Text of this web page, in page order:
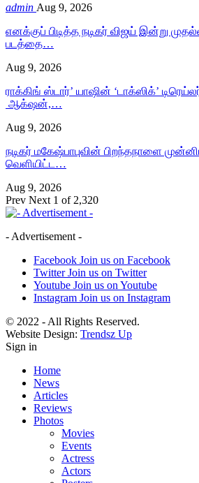
admin Aug 9, 2026
எனக்குப் பிடித்த நடிகர் விஜய் இன்று
படத்தை…
Aug 9, 2026
ராக்கிங் ஸ்டார்’ யாஷின் ‘டாக்ஸிக்’
ஆக்‌ஷன்,…
Aug 9, 2026
நடிகர் மகேஷ்பாபுவின் பிறந்தநாளை
வெளியிட்ட…
Aug 9, 2026
Prev Next 1 of 2,320
- Advertisement -
Facebook Join us on Facebook
Twitter Join us on Twitter
Youtube Join us on Youtube
Instagram Join us on Instagram
© 2022 - All Rights Reserved.
Website Design: Trendsz Up
Sign in
Home
News
Articles
Reviews
Photos
Movies
Events
Actress
Actors